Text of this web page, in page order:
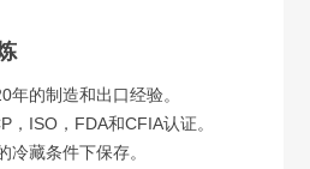
年的制造和出口经验。
，ISO，FDA和CFIA认证。
藏条件下保存。